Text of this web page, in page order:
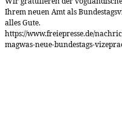
Ihrem neuen Amt als
alles Gute.
https://www.freiepresse.de/
magwas-neue-bundestags-